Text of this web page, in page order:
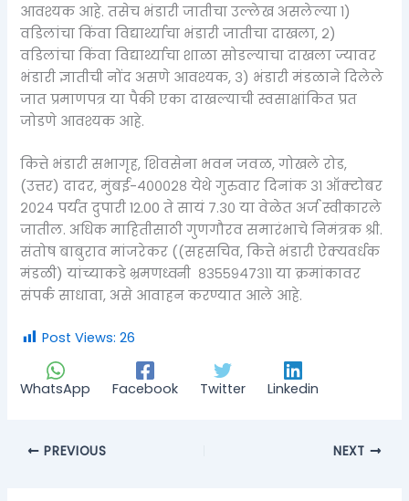
आवश्यक आहे. तसेच भंडारी जातीचा उल्लेख असलेल्या १)
वडिलांचा किंवा विद्यार्थ्याचा भंडारी जातीचा दाखला, २)
वडिलांचा किंवा विद्यार्थ्याचा शाळा सोडल्याचा दाखला ज्यावर
भंडारी ज्ञातीची नोंद असणे आवश्यक, ३) भंडारी मंडळाने दिलेले
जात प्रमाणपत्र या पैकी एका दाखल्याची स्वसाक्षांकित प्रत
जोडणे आवश्यक आहे.
कित्ते भंडारी सभागृह, शिवसेना भवन जवळ, गोखले रोड,
(उत्तर) दादर, मुंबई-४०००२८ येथे गुरुवार दिनांक ३१ ऑक्टोबर
२०२४ पर्यंत दुपारी 12.00 ते सायं ७.३० या वेळेत अर्ज स्वीकारले
जातील. अधिक माहितीसाठी गुणगौरव समारंभाचे निमंत्रक श्री.
संतोष बाबुराव मांजरेकर ((सहसचिव, कित्ते भंडारी ऐक्यवर्धक
मंडळी) यांच्याकडे भ्रमणध्वनी ८३५५९४७३११ या क्रमांकावर
संपर्क साधावा, असे आवाहन करण्यात आले आहे.
Post Views: 26
WhatsApp Facebook Twitter Linkedin
PREVIOUS NEXT